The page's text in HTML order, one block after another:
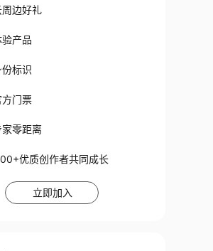
边好礼
产品
标识
门票
家零距离
优质创作者共同成长
立即加入